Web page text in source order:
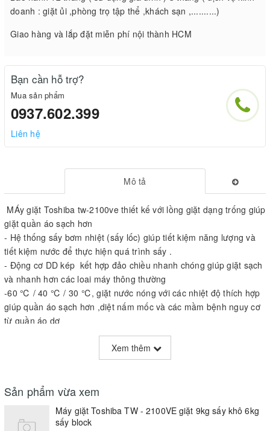
doanh : giặt ủi ,phòng trọ tập thể ,khách sạn ,..........)
Giao hàng và lắp đặt miễn phí nội thành HCM
Bạn cần hỗ trợ?
Mua sản phẩm
0937.602.399
Liên hệ
Mô tả
MÁy giặt Toshiba tw-2100ve thiết kế với lồng giặt dạng trống giúp
giặt quần áo sạch hơn
- Hệ thống sấy bơm nhiệt (sấy lốc) giúp tiết kiệm năng lượng và
tiết kiệm nước để thực hiện quá trình sấy .
- Động cơ DD kép kết hợp đảo chiều nhanh chóng giúp giặt sạch
và nhanh hơn các loai máy thông thường
-60 ℃ / 40 ℃ / 30 ℃, giặt nước nóng với các nhiệt độ thích hợp
giúp quần áo sạch hơn ,diệt nấm mốc và các mầm bệnh nguy cơ
từ quần áo dơ
-Nồng độ cao của bọt ngưng tụ sức mạnh của chất tẩy rửa được
giảm nổi như bã nhờn và vi khuẩn, cũng bỏ sạch, bụi bẩn một lần
nữa cho thấy nước nóng đã được đưa ra cho đến bây giờ, chẳng
-Tổng số Kích thước (bao gồm cả ống thoát nước): Chiều rộng
-Trọng lượng sản phẩm: khoảng 79kg
Xem thêm
Sản phẩm vừa xem
Máy giặt Toshiba TW - 2100VE giặt 9kg sấy khô 6kg
sấy block